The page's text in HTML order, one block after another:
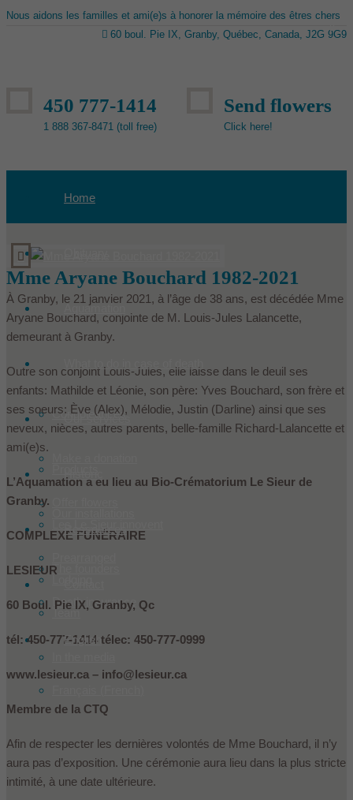
Nous aidons les familles et ami(e)s à honorer la mémoire des êtres chers
60 boul. Pie IX, Granby, Québec, Canada, J2G 9G9
450 777-1414
1 888 367-8471 (toll free)
Send flowers
Click here!
Home
Aquamation
Condoleances
Our services
Death insurance
The founders
Team
Ressources
English
Mme Aryane Bouchard 1982-2021
À Granby, le 21 janvier 2021, à l’âge de 38 ans, est décédée Mme
Aryane Bouchard, conjointe de M. Louis-Jules Lalancette,
demeurant à Granby.
Outre son conjoint Louis-Jules, elle laisse dans le deuil ses
enfants: Mathilde et Léonie, son père: Yves Bouchard, son frère et
ses soeurs: Ève (Alex), Mélodie, Justin (Darline) ainsi que ses
neveux, nièces, autres parents, belle-famille Richard-Lalancette et
ami(e)s.
L’Aquamation a eu lieu au Bio-Crématorium Le Sieur de
Granby.
COMPLEXE FUNÉRAIRE
LESIEUR
60 Boul. Pie IX, Granby, Qc
tél: 450-777-1414 télec: 450-777-0999
www.lesieur.ca – info@lesieur.ca
Membre de la CTQ
Afin de respecter les dernières volontés de Mme Bouchard, il n’y
aura pas d’exposition. Une cérémonie aura lieu dans la plus stricte
intimité, à une date ultérieure.